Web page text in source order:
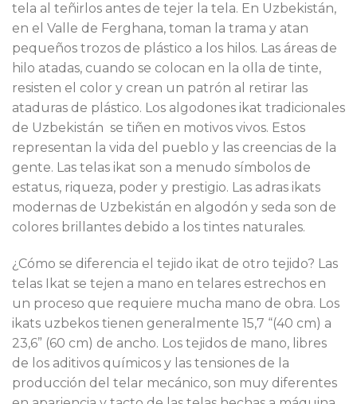
tela al teñirlos antes de tejer la tela. En Uzbekistán,
en el Valle de Ferghana, toman la trama y atan
pequeños trozos de plástico a los hilos. Las áreas de
hilo atadas, cuando se colocan en la olla de tinte,
resisten el color y crean un patrón al retirar las
ataduras de plástico. Los algodones ikat tradicionales
de Uzbekistán se tiñen en motivos vivos. Estos
representan la vida del pueblo y las creencias de la
gente. Las telas ikat son a menudo símbolos de
estatus, riqueza, poder y prestigio. Las adras ikats
modernas de Uzbekistán en algodón y seda son de
colores brillantes debido a los tintes naturales.
¿Cómo se diferencia el tejido ikat de otro tejido? Las
telas Ikat se tejen a mano en telares estrechos en
un proceso que requiere mucha mano de obra. Los
ikats uzbekos tienen generalmente 15,7 “(40 cm) a
23,6” (60 cm) de ancho. Los tejidos de mano, libres
de los aditivos químicos y las tensiones de la
producción del telar mecánico, son muy diferentes